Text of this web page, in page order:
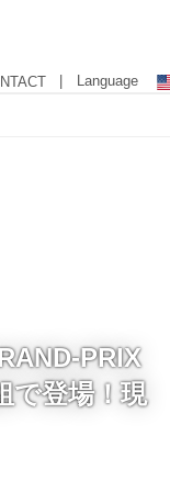
| Language
PRIX
で登場！現